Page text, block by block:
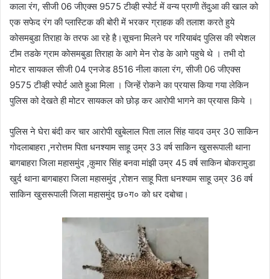
काला रंग, सीजी 06 जीएक्स 9575 टीव्ही स्पोर्ट में वन्य प्राणी तेंदुआ की खाल को
एक सफेद रंग की प्लास्टिक की बोरी में भरकर ग्राहक की तलाश करते हुये
कोसमबुडा तिराहा के तरफ आ रहे है।सूचना मिलने पर गरियाबंद पुलिस की स्पेशल
टीम तडके ग्राम कोसमबुडा तिराहा के आगे मेन रोड के आगे पहुचे थे । तभी दो
मोटर सायकल सीजी 04 एनजेड 8516 नीला काला रंग, सीजी 06 जीएक्स
9575 टीव्ही स्पोर्ट आते हुआ मिला । जिन्हें रोकने का प्रयास किया गया लेकिन
पुलिस को देखते ही मोटर सायकल को छोड़ कर आरोपी भागने का प्रयास किये ।
पुलिस ने घेरा बंदी कर चार आरोपी खुबेलाल पिता लाल सिंह यादव उम्र 30 साकिन
गोदलाबाहरा ,नरोत्तम पिता धनश्याम साहू उम्र 33 वर्ष साकिन खुसरूपाली थाना
बागबाहरा जिला महासमुंद ,कुमार सिंह बनवा मांझी उम्र 45 वर्ष साकिन बोकरामुडा
खुर्द थाना बागबाहरा जिला महासमुंद ,रोशन साहू पिता धनश्याम साहू उम्र 36 वर्ष
साकिन खुसरूपाली जिला महासमुंद छ०ग० को धर दबोचा।